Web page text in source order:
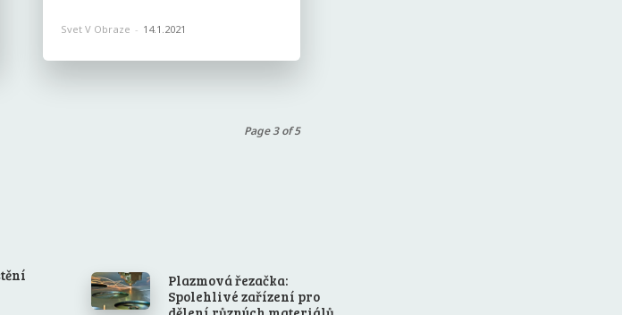
Svet V Obraze - 14.1.2021
Page 3 of 5
Plazmová řezačka:
Spolehlivé zařízení pro